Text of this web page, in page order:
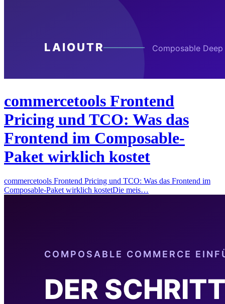
commercetools Frontend
Pricing und TCO: Was das
Frontend im Composable-
Paket wirklich kostet
commercetools Frontend Pricing und TCO: Was das Frontend im
Composable-Paket wirklich kostetDie meis…